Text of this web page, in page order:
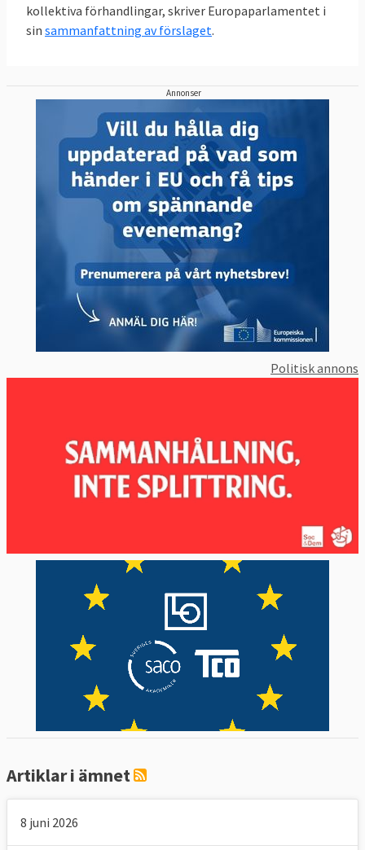
kollektiva förhandlingar, skriver Europaparlamentet i
sin sammanfattning av förslaget.
Annonser
Politisk annons
Artiklar i ämnet
8 juni 2026